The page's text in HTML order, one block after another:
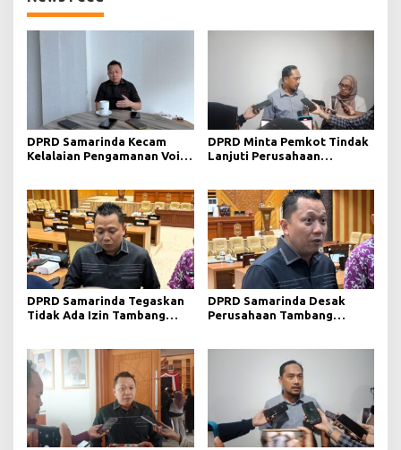
DPRD Samarinda Kecam
Kelalaian Pengamanan Void
DPRD Minta Pemkot Tindak
Lanjuti Perusahaan
DPRD Samarinda Tegaskan
Tidak Ada Izin Tambang
DPRD Samarinda Desak
Perusahaan Tambang